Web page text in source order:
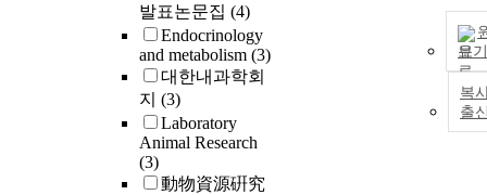
발표논문집 (4)
Endocrinology
and metabolism (3)
대한내과학회
지 (3)
Laboratory
Animal Research
(3)
動物資源硏究
보기
복
출